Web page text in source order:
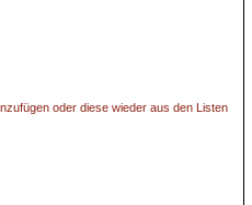
oder diese wieder aus den Listen